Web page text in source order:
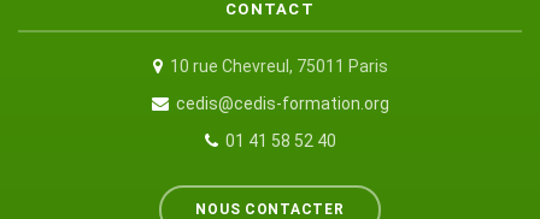
CONTACT
10 rue Chevreul, 75011 Paris
cedis@cedis-formation.org
01 41 58 52 40
NOUS CONTACTER